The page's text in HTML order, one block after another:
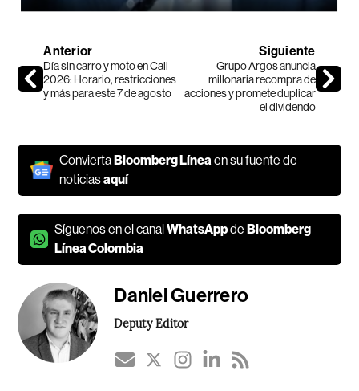
Anterior
Día sin carro y moto en Cali
2026: Horario, restricciones
y más para este 7 de agosto
Siguiente
Grupo Argos anuncia
millonaria recompra de
acciones y promete duplicar
el dividendo
ConviertaBloomberg Línea en su fuente de
noticiasaquí
Síguenos en el canalWhatsAppdeBloomberg
Línea Colombia
Daniel Guerrero
Deputy Editor